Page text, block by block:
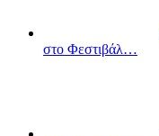
στο Φεστιβάλ…